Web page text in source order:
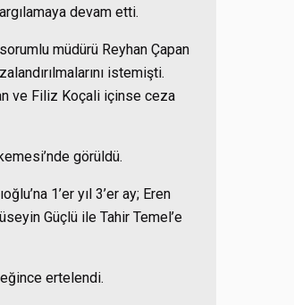
devam etti.
müdürü Reyhan Çapan
istemişti.
ve Filiz Koçali içinse ceza
görüldü.
1’er yıl 3’er ay; Eren
Güçlü ile Tahir Temel’e
ertelendi.